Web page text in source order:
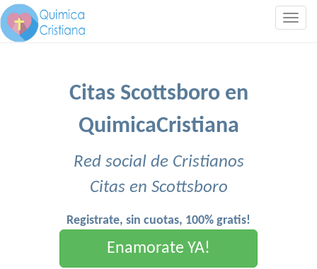
Citas Scottsboro en
QuimicaCristiana
Red social de Cristianos
Citas en Scottsboro
Registrate, sin cuotas, 100% gratis!
Enamorate YA!